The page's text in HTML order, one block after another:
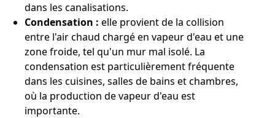
dans les canalisations.
Condensation : elle provient de la collision
entre l'air chaud chargé en vapeur d'eau et une
zone froide, tel qu'un mur mal isolé. La
condensation est particulièrement fréquente
dans les cuisines, salles de bains et chambres,
où la production de vapeur d'eau est
importante.